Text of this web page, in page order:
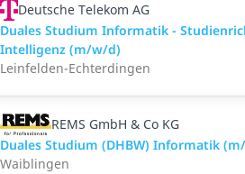
Deutsche Telekom AG
Duales Studium Informatik -
Intelligenz (m/w/d)
Leinfelden-Echterdingen
REMS GmbH & Co KG
Duales Studium (DHBW) Informatik
Waiblingen